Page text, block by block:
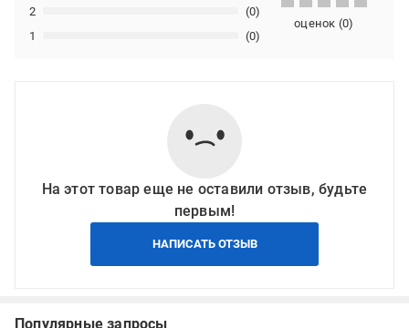
1 (0)
2 (0)
оценок (0)
На этот товар еще не оставили отзыв, будьте
первым!
НАПИСАТЬ ОТЗЫВ
Популярные запросы